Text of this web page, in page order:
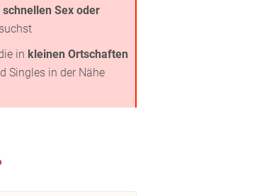
schnellen Sex oder
suchst
in kleinen Ortschaften
Singles in der Nähe